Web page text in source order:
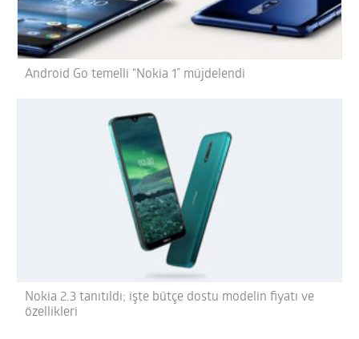
Android Go temelli “Nokia 1” müjdelendi
Nokia 2.3 tanıtıldı; işte bütçe dostu modelin fiyatı ve
özellikleri